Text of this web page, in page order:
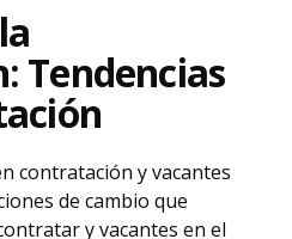
Tendencias
contratación y vacantes
de cambio que
y vacantes en el